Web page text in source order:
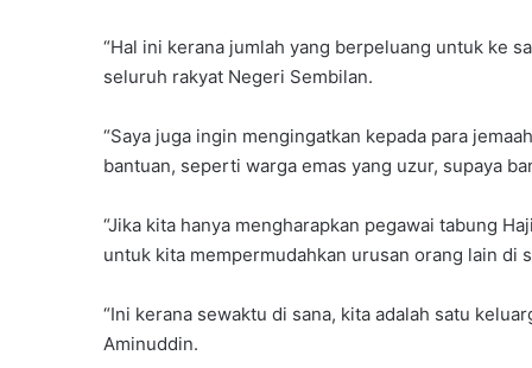
“Hal ini kerana jumlah yang berpeluang untuk ke
seluruh rakyat Negeri Sembilan.
“Saya juga ingin mengingatkan kepada para
bantuan, seperti warga emas yang uzur, supaya
“Jika kita hanya mengharapkan pegawai tabung
untuk kita mempermudahkan urusan orang lain di
“Ini kerana sewaktu di sana, kita adalah satu
Aminuddin.